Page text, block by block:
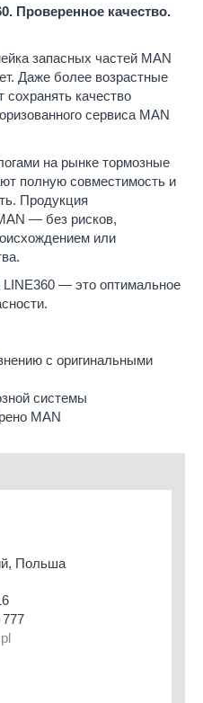
Проверенное качество.
запасных частей MAN
Даже более возрастные
сохранять качество
сервиса MAN
на рынке тормозные
полную совместимость и
Продукция
— без рисков,
или
— это оптимальное
с оригинальными
системы
MAN
Польша